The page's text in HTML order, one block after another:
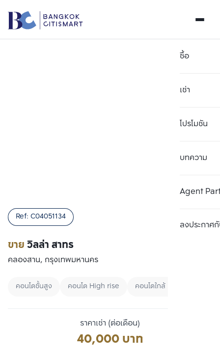
ซื้อ
เช่า
โปรโมชัน
บทความ
Agent
ลงประกาศกั
ขายวิลล่า สาทร
Ref: C04051134
คลองสาน, กรุงเทพมหานคร
คอนโดชั้นสูง คอนโด High rise คอนโดใกล้ BTS
ราคาเช่า (ต่อเดือน)
40,000 บาท
เปรียบเทียบ